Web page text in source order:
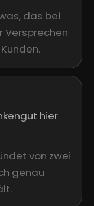
das bei
Versprechen
hier
von zwei
genau